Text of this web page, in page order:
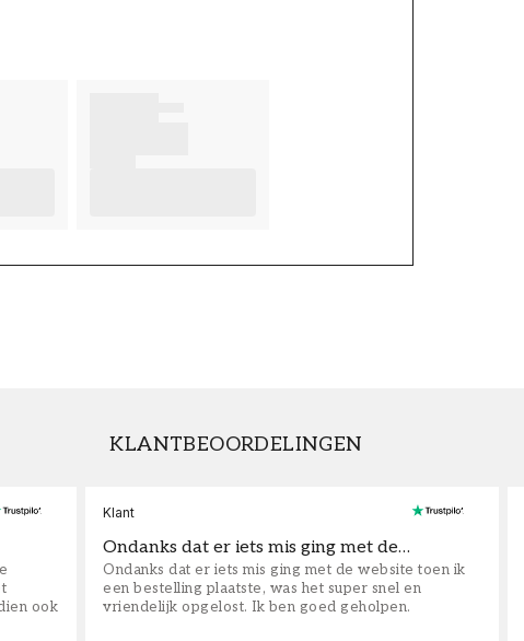
KLANTBEOORDELINGEN
ook
Klant
Ondanks dat er iets mis ging met de…
Ondanks dat er iets mis ging met de website toen ik
een bestelling plaatste, was het super snel en
vriendelijk opgelost. Ik ben goed geholpen.